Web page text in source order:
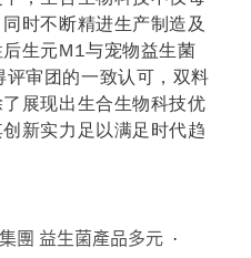
时不断精进生产制造及
生元M1与宠物益生菌
评审团的一致认可，双料
展现出生合生物科技优
新实力足以满足时代趋
團 益生菌產品多元